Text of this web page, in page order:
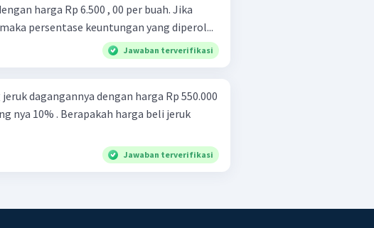
harga Rp 6.500 , 00 per buah. Jika
persentase keuntungan yang diperol...
Jawaban terverifikasi
dagangannya dengan harga Rp 550.000
nya 10% . Berapakah harga beli jeruk
Jawaban terverifikasi